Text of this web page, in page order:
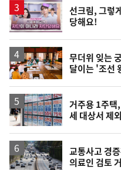
영
상
선크림, 그렇
당해요!
무더위 잊는
달이는 '조선
거주용 1주택
세 대상서 제외
교통사고 경
의료인 검토